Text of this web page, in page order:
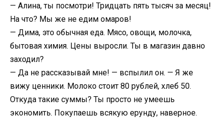
— Алина, ты посмотри! Тридцать пять тысяч за месяц!
На что? Мы же не едим омаров!
— Дима, это обычная еда. Мясо, овощи, молочка,
бытовая химия. Цены выросли. Ты в магазин давно
заходил?
— Да не рассказывай мне! — вспылил он. — Я же
вижу ценники. Молоко стоит 80 рублей, хлеб 50.
Откуда такие суммы? Ты просто не умеешь
экономить. Покупаешь всякую ерунду, наверное.